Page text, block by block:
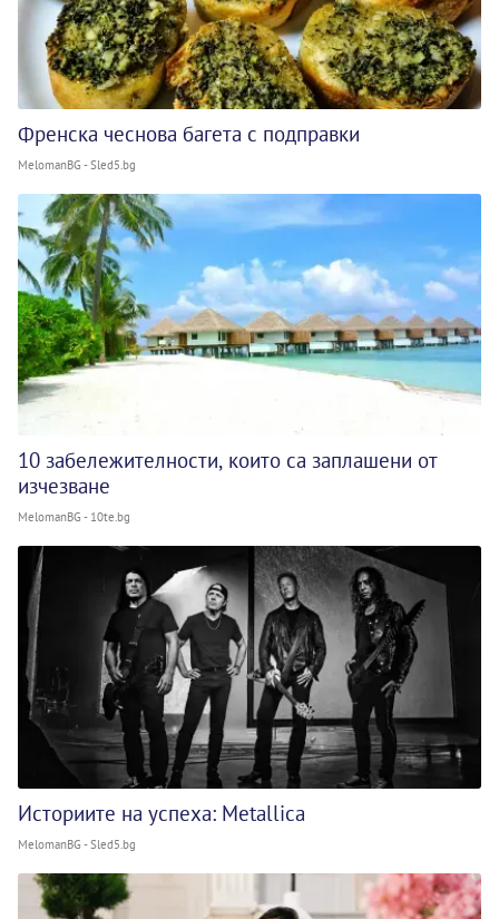
Френска чеснова багета с подправки
MelomanBG - Sled5.bg
10 забележителности, които са заплашени от
изчезване
MelomanBG - 10te.bg
Историите на успеха: Metallica
MelomanBG - Sled5.bg